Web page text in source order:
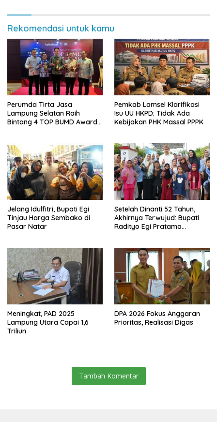
Rekomendasi untuk kamu
Perumda Tirta Jasa
Lampung Selatan Raih
Bintang 4 TOP BUMD Awards
Pemkab Lamsel Klarifikasi
Isu UU HKPD: Tidak Ada
Kebijakan PHK Massal PPPK
Jelang Idulfitri, Bupati Egi
Tinjau Harga Sembako di
Pasar Natar
Setelah Dinanti 52 Tahun,
Akhirnya Terwujud: Bupati
Radityo Egi Pratama
Meningkat, PAD 2025
Lampung Utara Capai 1,6
Triliun
DPA 2026 Fokus Anggaran
Prioritas, Realisasi Digas
Tambah Komentar